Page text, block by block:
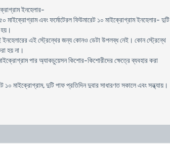
ইনহেলার-
মাইক্রোগ্রাম এবং ফর্মোটেরল ফিউমারেট ১০ মাইক্রোগ্রাম ইনহেলার- দুটি
এই স্ট্রেন্থের জন্য কোনও ডেটা উপলব্ধ নেই। কোন স্ট্রেন্থে
হয় না।
পার অ্যাকচুয়েসন কিশোর-কিশোরীদের ক্ষেত্রে ব্যবহার করা
মাইক্রোগ্রাম, দুটি পাফ প্রতিদিন দুবার সাধারণত সকালে এবং সন্ধ্যায়।